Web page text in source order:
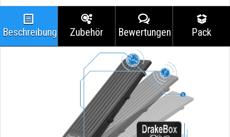
Beschreibung Zubehör Bewertungen Pack